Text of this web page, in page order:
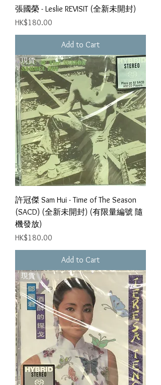
張國榮 - Leslie REVISIT (全新未開封)
Price
HK$180.00
Add to Cart
現貨
許冠傑 Sam Hui - Time of The Season
(SACD) (全新未開封) (有限量編號 隨
機發放)
Price
HK$180.00
Add to Cart
現貨